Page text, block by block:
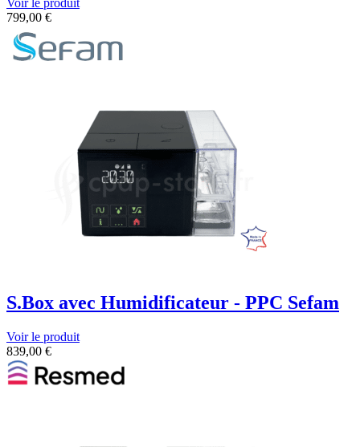
Voir le produit
799,00 €
S.Box avec Humidificateur - PPC Sefam
Voir le produit
839,00 €